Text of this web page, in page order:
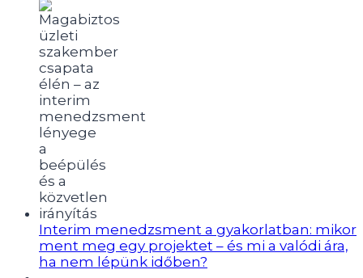
Interim menedzsment a gyakorlatban: mikor
ment meg egy projektet – és mi a valódi ára,
ha nem lépünk időben?